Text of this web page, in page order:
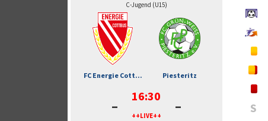
C-Jugend (U15)
FC Energie Cott... Piesteritz
- 16:30
++LIVE++ - S